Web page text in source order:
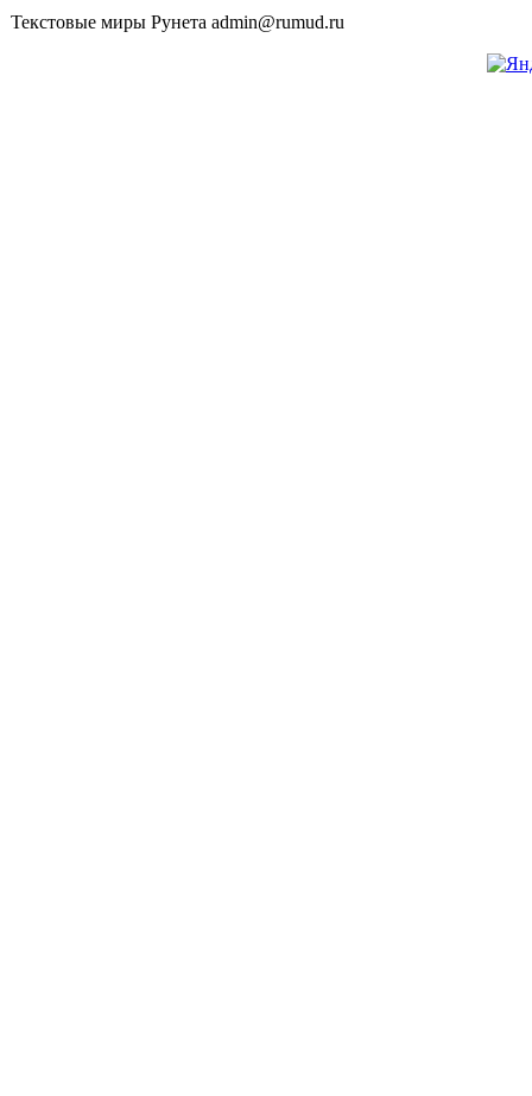
Текстовые миры Рунета admin@rumud.ru